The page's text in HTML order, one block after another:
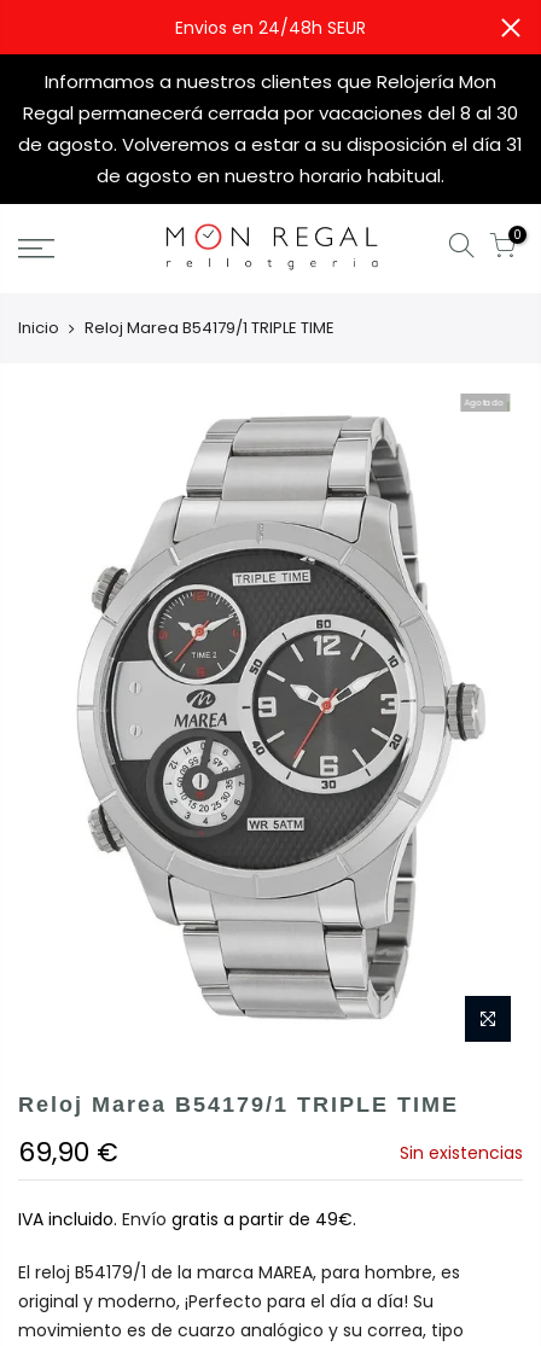
Envios en 24/48h SEUR
Informamos a nuestros clientes que Relojería Mon
Regal permanecerá cerrada por vacaciones del 8 al 30
de agosto. Volveremos a estar a su disposición el día 31
de agosto en nuestro horario habitual.
0
Inicio Reloj Marea B54179/1 TRIPLE TIME
Agotado
Reloj Marea B54179/1 TRIPLE TIME
69,90 € Sin existencias
IVA incluido. Envío gratis a partir de 49€.
El reloj B54179/1 de la marca MAREA, para hombre, es
original y moderno, ¡Perfecto para el día a día! Su
movimiento es de cuarzo analógico y su correa, tipo